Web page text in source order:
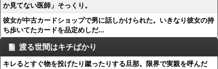
か見てない医師」そっくり。
彼女が中古カードショップで男に話しかけられた。いきなり彼女の持
ち歩いてたカードを品定めしだ...
渡る世間はキチばかり
キレるとすぐ物を投げたり蹴ったりする旦那。限界で実親を呼んだ